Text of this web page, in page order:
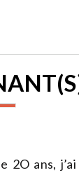
2O ans,